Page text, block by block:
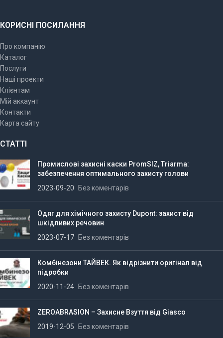
КОРИСНІ ПОСИЛАННЯ
Про компанію
Каталог
Послуги
Наші проекти
Клієнтам
Мій аккаунт
Контакти
Карта сайту
СТАТТІ
Промислові захисні каски PromSIZ, Triarma:
забезпечення оптимального захисту голови
2023-09-20
Без коментарів
Одяг для хімічного захисту Dupont: захист від
шкідливих речовин
2023-07-17
Без коментарів
Комбінезони ТАЙВЕК. Як відрізнити оригінал від
підробки
2020-11-24
Без коментарів
ZEROABRASION – Захисне Взуття від Giasco
2019-12-05
Без коментарів